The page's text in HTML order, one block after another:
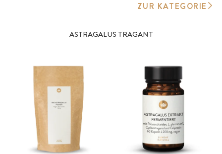
ZUR KATEGORIE
ASTRAGALUS TRAGANT